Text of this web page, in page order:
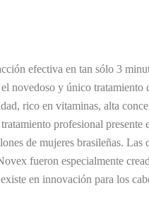
efectiva en tan sólo 3
novedoso y único tratamiento
rico en vitaminas, alta
profesional presente
de mujeres brasileñas. Las
fueron especialmente
en innovación para los